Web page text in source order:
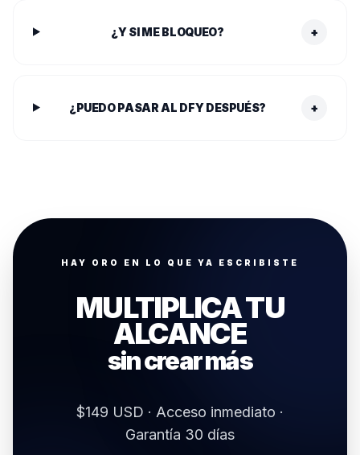
¿Y SI ME BLOQUEO? +
¿PUEDO PASAR AL DFY DESPUÉS? +
HAY ORO EN LO QUE YA ESCRIBISTE
MULTIPLICA TU
ALCANCE
sin crear más
$149 USD · Acceso inmediato ·
Garantía 30 días